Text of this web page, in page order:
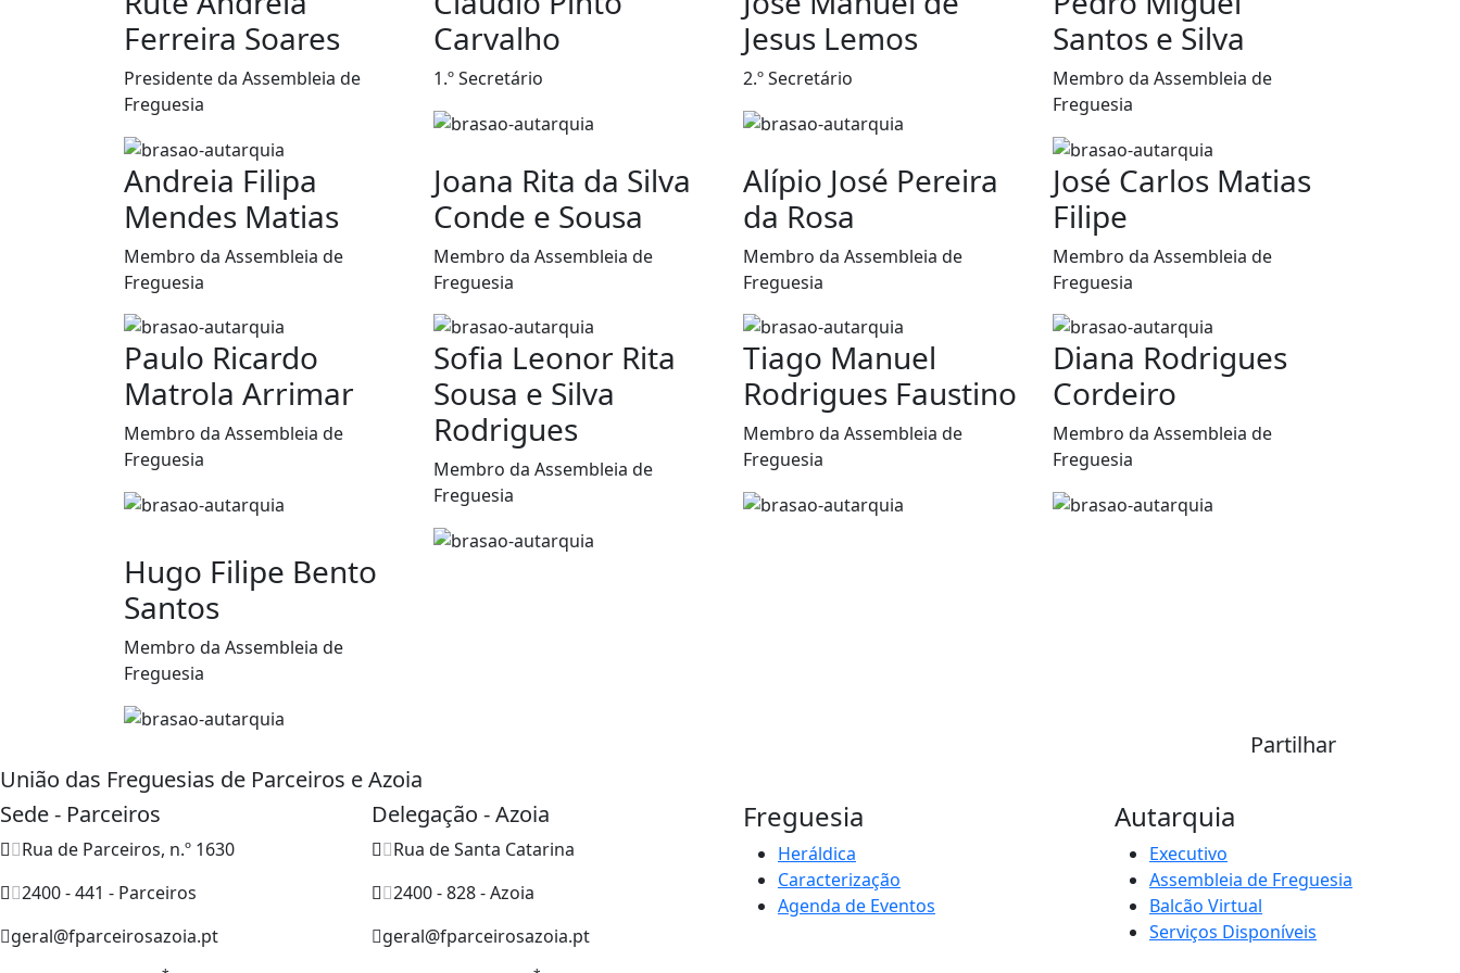
Ferreira Soares
Presidente da Assembleia de
Freguesia
Carvalho
1.º Secretário
Jesus Lemos
2.º Secretário
Santos e Silva
Membro da Assembleia de
Freguesia
Andreia Filipa
Mendes Matias
Membro da Assembleia de
Freguesia
Joana Rita da Silva
Conde e Sousa
Membro da Assembleia de
Freguesia
Alípio José Pereira
da Rosa
Membro da Assembleia de
Freguesia
José Carlos Matias
Filipe
Membro da Assembleia de
Freguesia
Paulo Ricardo
Matrola Arrimar
Membro da Assembleia de
Freguesia
Sofia Leonor Rita
Sousa e Silva
Rodrigues
Membro da Assembleia de
Freguesia
Tiago Manuel
Rodrigues Faustino
Membro da Assembleia de
Freguesia
Diana Rodrigues
Cordeiro
Membro da Assembleia de
Freguesia
Hugo Filipe Bento
Santos
Membro da Assembleia de
Freguesia
Partilhar
União das Freguesias de Parceiros e Azoia
Sede - Parceiros
Rua de Parceiros, n.º 1630
2400 - 441 - Parceiros
geral@fparceirosazoia.pt
Delegação - Azoia
Rua de Santa Catarina
2400 - 828 - Azoia
geral@fparceirosazoia.pt
Freguesia
Heráldica
Caracterização
Agenda de Eventos
Autarquia
Executivo
Assembleia de Freguesia
Balcão Virtual
Serviços Disponíveis